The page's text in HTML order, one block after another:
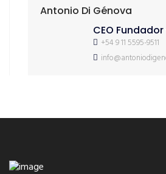
Antonio Di Génova
CEO
+54 9 11 5595-9511